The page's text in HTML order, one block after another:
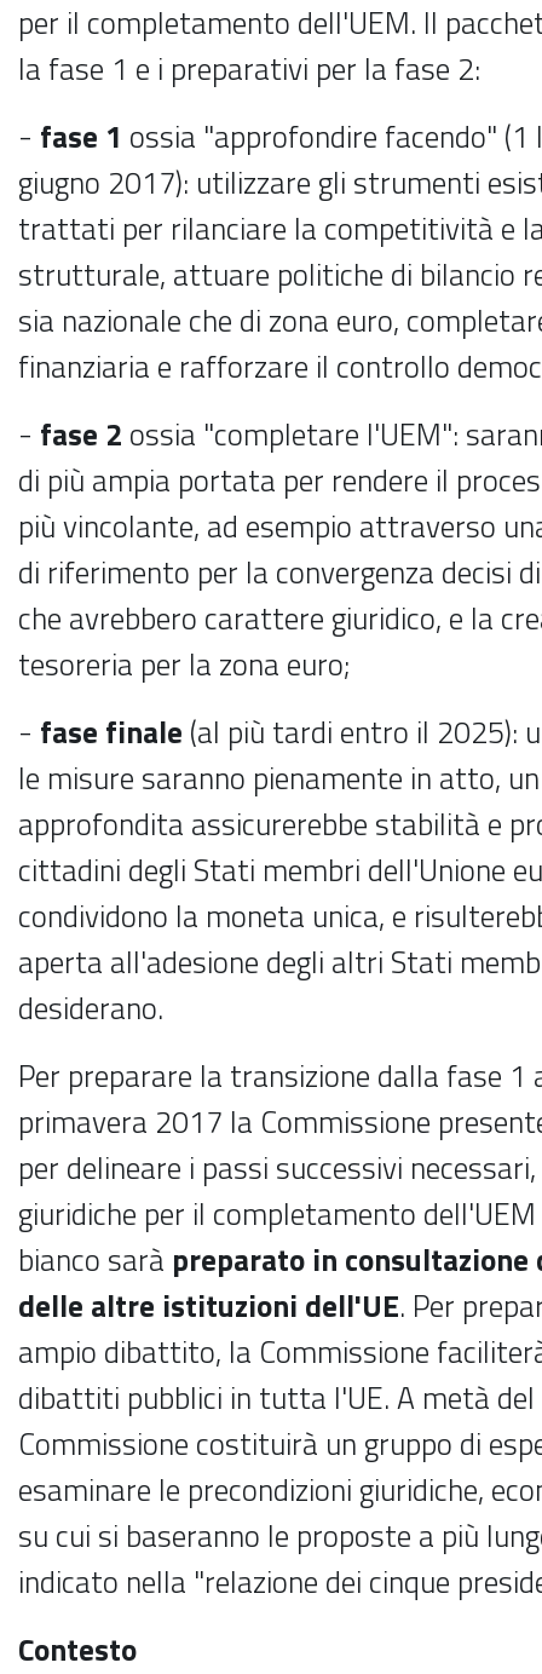
per il completamento dell'UEM. Il
la fase 1 e i preparativi per la fase 2:
- fase 1 ossia "approfondire facendo"
giugno 2017): utilizzare gli strumenti
trattati per rilanciare la competitività e
strutturale, attuare politiche di bilancio
sia nazionale che di zona euro,
finanziaria e rafforzare il controllo
- fase 2 ossia "completare l'UEM":
di più ampia portata per rendere il
più vincolante, ad esempio attraverso
di riferimento per la convergenza decisi
che avrebbero carattere giuridico, e la
tesoreria per la zona euro;
- fase finale (al più tardi entro il 2025):
le misure saranno pienamente in atto,
approfondita assicurerebbe stabilità e
cittadini degli Stati membri dell'Unione
condividono la moneta unica, e
aperta all'adesione degli altri Stati
desiderano.
Per preparare la transizione dalla fase 1
primavera 2017 la Commissione
per delineare i passi successivi
giuridiche per il completamento
bianco sarà preparato in
delle altre istituzioni dell'UE. Per
ampio dibattito, la Commissione
dibattiti pubblici in tutta l'UE. A metà
Commissione costituirà un gruppo di
esaminare le precondizioni giuridiche,
su cui si baseranno le proposte a più
indicato nella "relazione dei cinque
Contesto